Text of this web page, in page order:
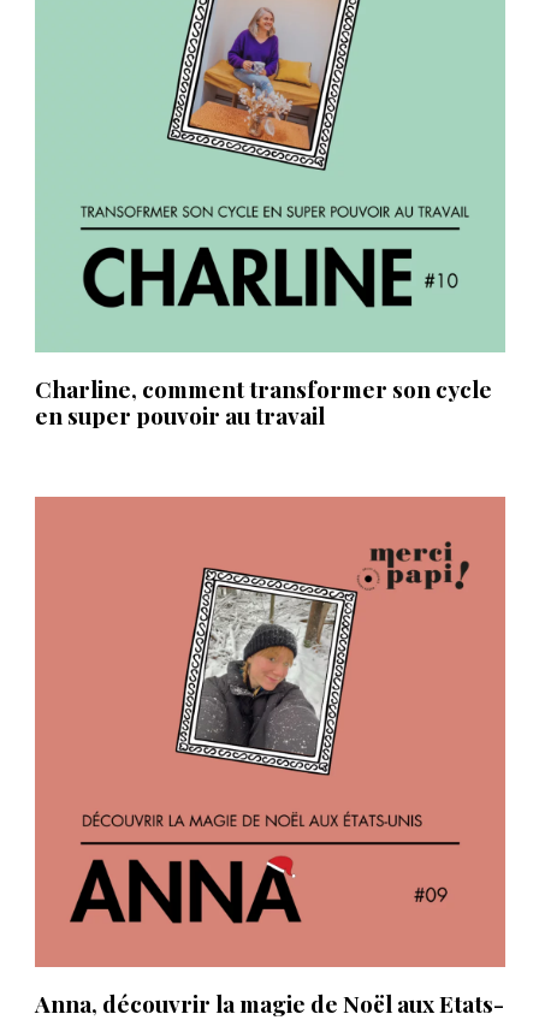
Charline, comment transformer son cycle
en super pouvoir au travail
Anna, découvrir la magie de Noël aux Etats-